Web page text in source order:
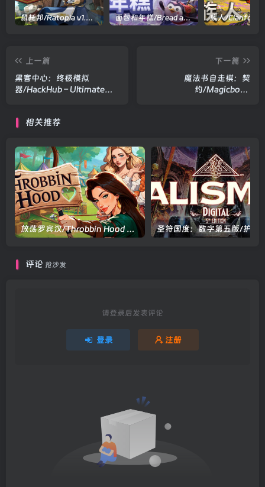
鼠托邦/Ratopia v1.0.0530|策略模拟|容量2.9GB|官方中文版 面包和年糕/Bread and Fred Build.21411256|动作冒险|容量1.1GB|官方中文版
上一篇
黑客中心：终极模拟
器/HackHub – Ultimate
容量1.8GB|官方中文版
下一篇
魔法书自走棋：契
约/Magicbook
相关推荐
放荡罗宾汉/Throbbin Hood Build.22547281|视觉小说|容量1.9GB|官方中文版
评论 抢沙发
请登录后发表评论
登录 注册